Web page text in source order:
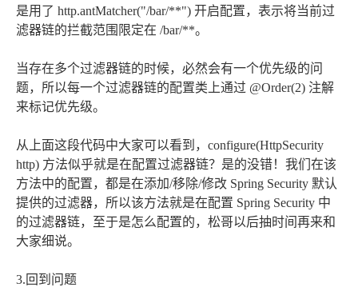
是用了 http.antMatcher("/bar/**") 开启配置，表示将当前过
滤器链的拦截范围限定在 /bar/**。
当存在多个过滤器链的时候，必然会有一个优先级的问
题，所以每一个过滤器链的配置类上通过 @Order(2) 注解
来标记优先级。
从上面这段代码中大家可以看到，configure(HttpSecurity
http) 方法似乎就是在配置过滤器链？是的没错！我们在该
方法中的配置，都是在添加/移除/修改 Spring Security 默认
提供的过滤器，所以该方法就是在配置 Spring Security 中
的过滤器链，至于是怎么配置的，松哥以后抽时间再来和
大家细说。
3.回到问题